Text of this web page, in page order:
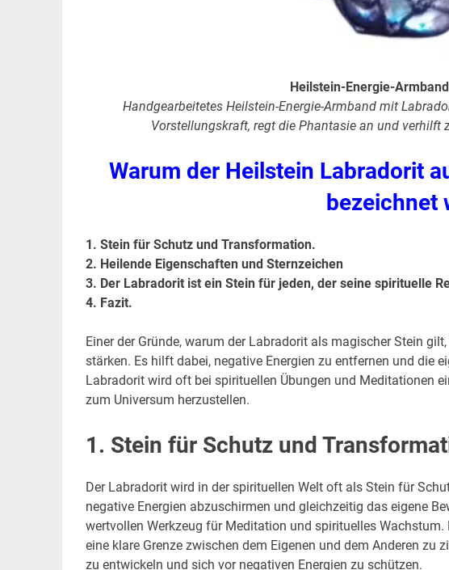
Heilstein-Energie-
Handgearbeitetes Heilstein-Energie-Armband mit
Vorstellungskraft, regt die Phantasie an und verhilft
Warum der Heilstein Labradorit
bezeichnet
1. Stein für Schutz und Transformation.
2. Heilende Eigenschaften und Sternzeichen
3. Der Labradorit ist ein Stein für jeden, der seine spirituelle
4. Fazit.
Einer der Gründe, warum der Labradorit als magischer Stein
stärken. Es hilft dabei, negative Energien zu entfernen und die
Labradorit wird oft bei spirituellen Übungen und Meditationen
zum Universum herzustellen.
1. Stein für Schutz und
Der Labradorit wird in der spirituellen Welt oft als Stein für
negative Energien abzuschirmen und gleichzeitig das eigene
wertvollen Werkzeug für Meditation und spirituelles
eine klare Grenze zwischen dem Eigenen und dem Anderen zu
zu entwickeln und sich vor negativen Energien zu schützen.